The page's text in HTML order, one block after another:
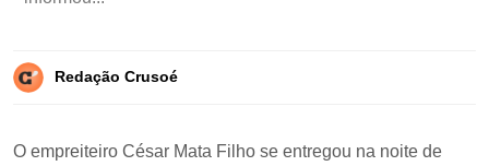
Redação Crusoé
O empreiteiro César Mata Filho se entregou na noite de